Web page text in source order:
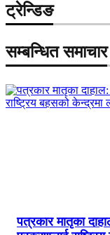
ट्रेन्डिङ
सम्बन्धित समाचार
पत्रकार मातृका